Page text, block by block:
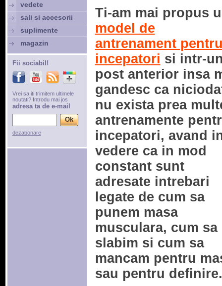
Ti-am mai propus
model de
antrenament
incepatori si intr-
post anterior insa
gandesc ca
nu exista prea
antrenamente
incepatori, avand
vedere ca in mod
constant sunt
adresate intrebari
legate de cum sa
punem masa
musculara, cum sa
slabim si cum sa
mancam pentru
sau pentru definire.
vedete
sali si accesorii
suplimente
magazin
Fii sociabil!
Vrei sa iti trimitem ultimele
noutati? Introdu mai jos
adresa ta de e-mail
dezabonare